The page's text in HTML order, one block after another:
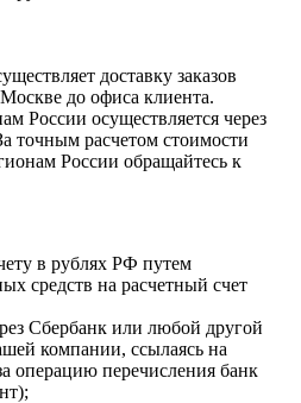
доставку заказов
до офиса клиента.
России осуществляется через
точным расчетом стоимости
России обращайтесь к
в рублях РФ путем
средств на расчетный счет
Сбербанк или любой другой
компании, ссылаясь на
операцию перечисления банк